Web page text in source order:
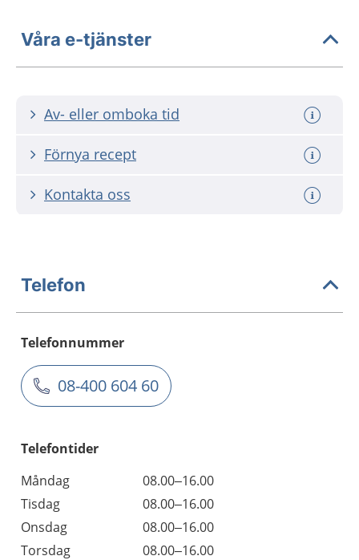
Våra e-tjänster
Av- eller omboka tid
Förnya recept
Kontakta oss
Telefon
Telefonnummer
08-400 604 60
Telefontider
Måndag
08.00–16.00
Tisdag
08.00–16.00
Onsdag
08.00–16.00
Torsdag
08.00–16.00